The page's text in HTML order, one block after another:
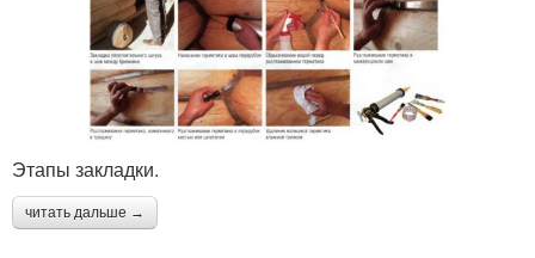
Этапы закладки.
читать дальше →